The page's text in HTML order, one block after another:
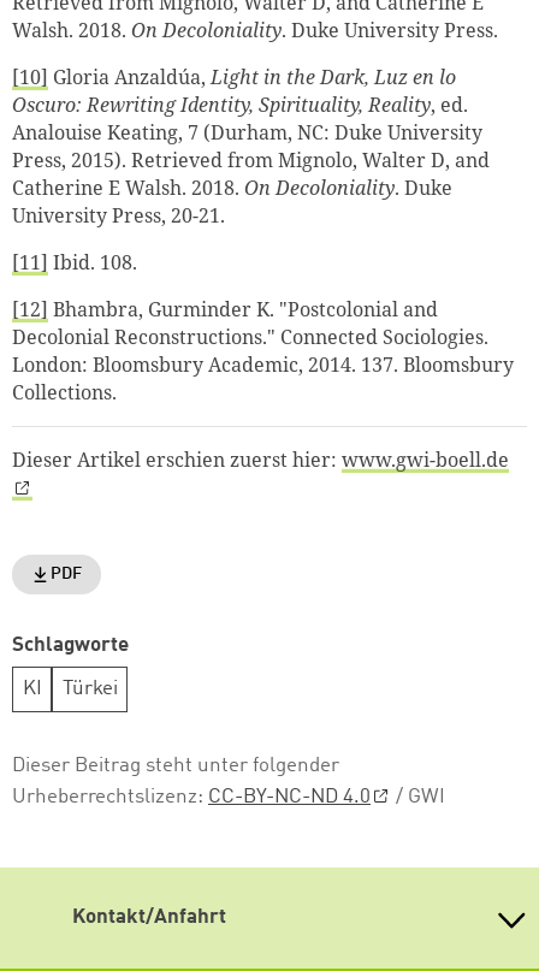
Walsh. 2018. On Decoloniality. Duke University Press.
[10] Gloria Anzaldúa,Light in the Dark, Luz en lo
Oscuro: Rewriting Identity, Spirituality, Reality, ed.
Analouise Keating, 7 (Durham, NC: Duke University
Press, 2015). Retrieved from Mignolo, Walter D, and
Catherine E Walsh. 2018. On Decoloniality. Duke
University Press, 20-21.
[11] Ibid. 108.
[12] Bhambra, Gurminder K. "Postcolonial and
Decolonial Reconstructions." Connected Sociologies.
London: Bloomsbury Academic, 2014. 137. Bloomsbury
Collections.
Dieser Artikel erschien zuerst hier: www.gwi-boell.de
PDF
Schlagworte
KI Türkei
Dieser Beitrag steht unter folgender
Urheberrechtslizenz: CC-BY-NC-ND 4.0 / GWI
Kontakt/Anfahrt